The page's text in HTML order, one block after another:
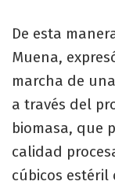
De esta
Muena,
marcha de
a través del
biomasa, que
calidad
cúbicos